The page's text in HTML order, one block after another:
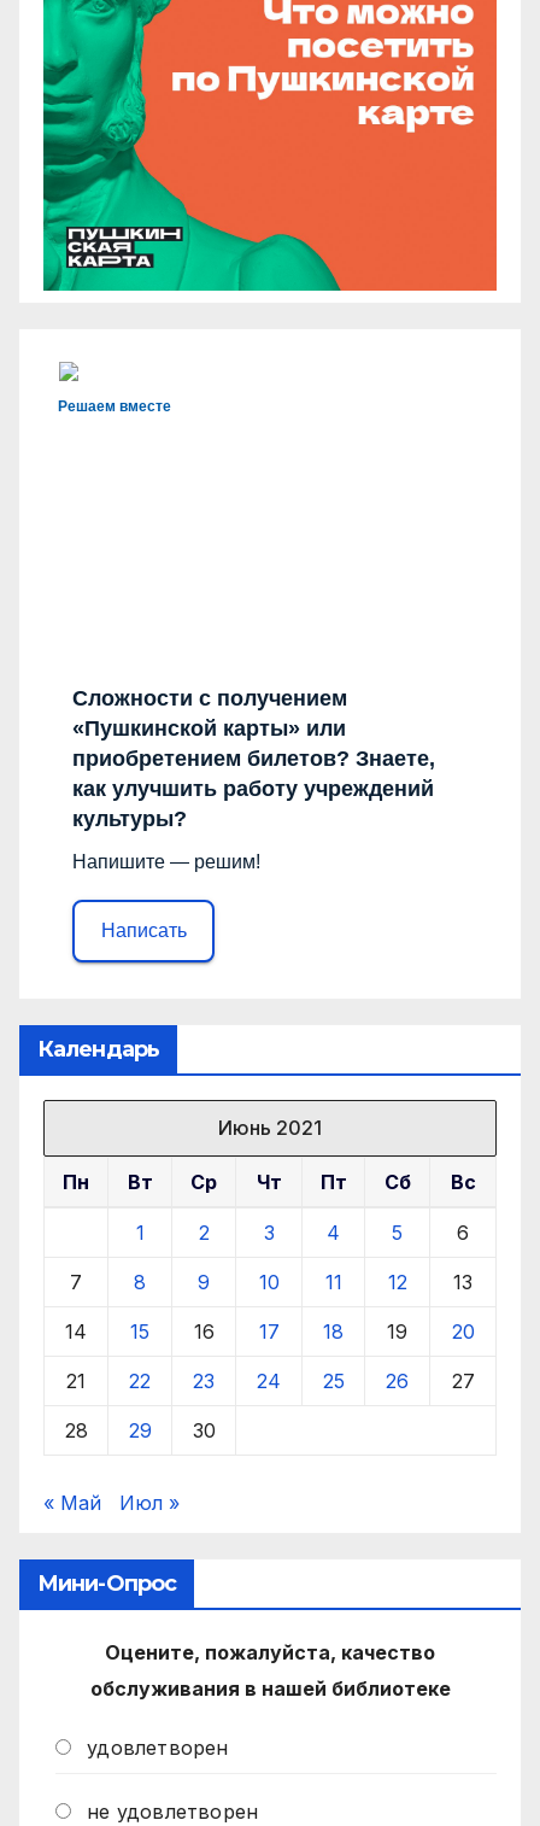
Решаем вместе
Сложности с получением
«Пушкинской карты» или
приобретением билетов? Знаете,
как улучшить работу учреждений
культуры?
Напишите — решим!
Написать
Календарь
Июнь 2021
Пн Вт Ср Чт Пт Сб Вс
1 2 3 4 5 6
7 8 9 10 11 12 13
14 15 16 17 18 19 20
21 22 23 24 25 26 27
28 29 30
« Май Июл »
Мини-Опрос
Оцените, пожалуйста, качество
обслуживания в нашей библиотеке
удовлетворен
не удовлетворен